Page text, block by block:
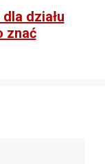
działu
znać